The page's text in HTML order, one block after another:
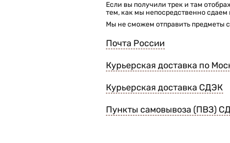
Если вы получили трек и там
тем, как мы непосредственно сдаем
Мы не сможем отправить предметы
Почта России
Курьерская доставка по
Курьерская доставка СДЭК
Пункты самовывоза (ПВЗ)